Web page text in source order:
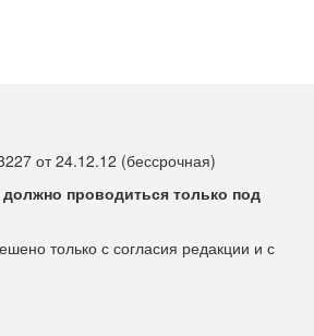
от 24.12.12 (бессрочная)
проводиться только под
только с согласия редакции и с